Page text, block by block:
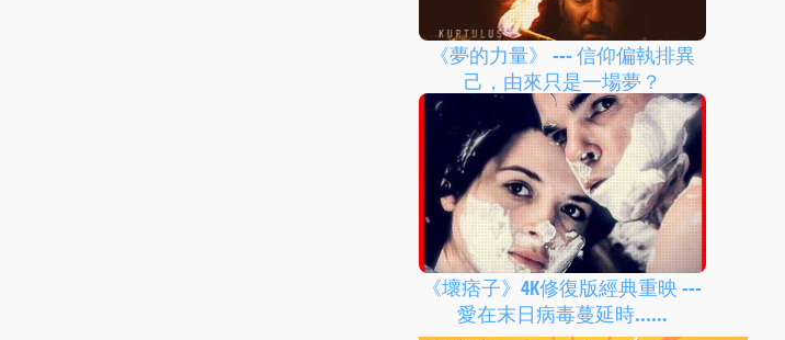
《夢的力量》 --- 信仰偏執排異
己，由來只是一場夢？
《壞痞子》4K修復版經典重映 ---
愛在末日病毒蔓延時...…